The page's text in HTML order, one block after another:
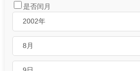
是否闰月